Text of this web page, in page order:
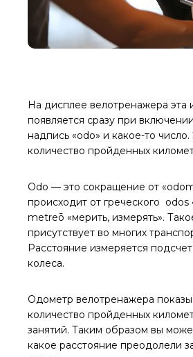
На дисплее велотренажера эта
появляется сразу при
надпись «odo» и какое-то
количество пройденных
Оdo ― это сокращение от
происходит от греческого оdos
metreō «мерить, измерять».
присутствует во многих
Расстояние измеряется
колеса.
Одометр велотренажера
количество пройденных
занятий. Таким образом вы
какое расстояние преодолели